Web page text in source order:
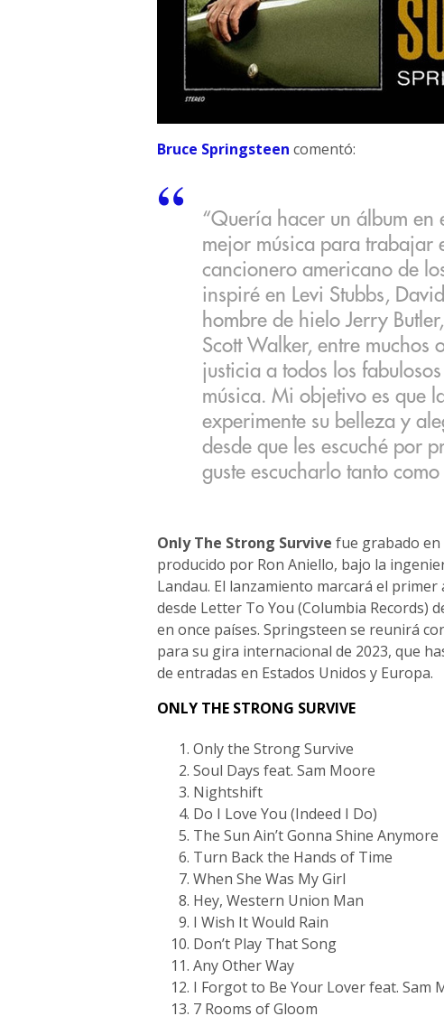
Bruce Springsteen comentó:
“Quería hacer un álbum en
mejor música para trabajar
cancionero americano de
inspiré en Levi Stubbs,
hombre de hielo Jerry
Scott Walker, entre muchos
justicia a todos los
música. Mi objetivo es que
experimente su belleza y
desde que les escuché por
guste escucharlo tanto
Only The Strong Survive fue grabado en
producido por Ron Aniello, bajo la
Landau. El lanzamiento marcará el
desde Letter To You (Columbia Records)
en once países. Springsteen se reunirá
para su gira internacional de 2023, que
de entradas en Estados Unidos y Europa.
ONLY THE STRONG SURVIVE
Only the Strong Survive
Soul Days feat. Sam Moore
Nightshift
Do I Love You (Indeed I Do)
The Sun Ain’t Gonna Shine Anymore
Turn Back the Hands of Time
When She Was My Girl
Hey, Western Union Man
I Wish It Would Rain
Don’t Play That Song
Any Other Way
I Forgot to Be Your Lover feat. Sam
7 Rooms of Gloom